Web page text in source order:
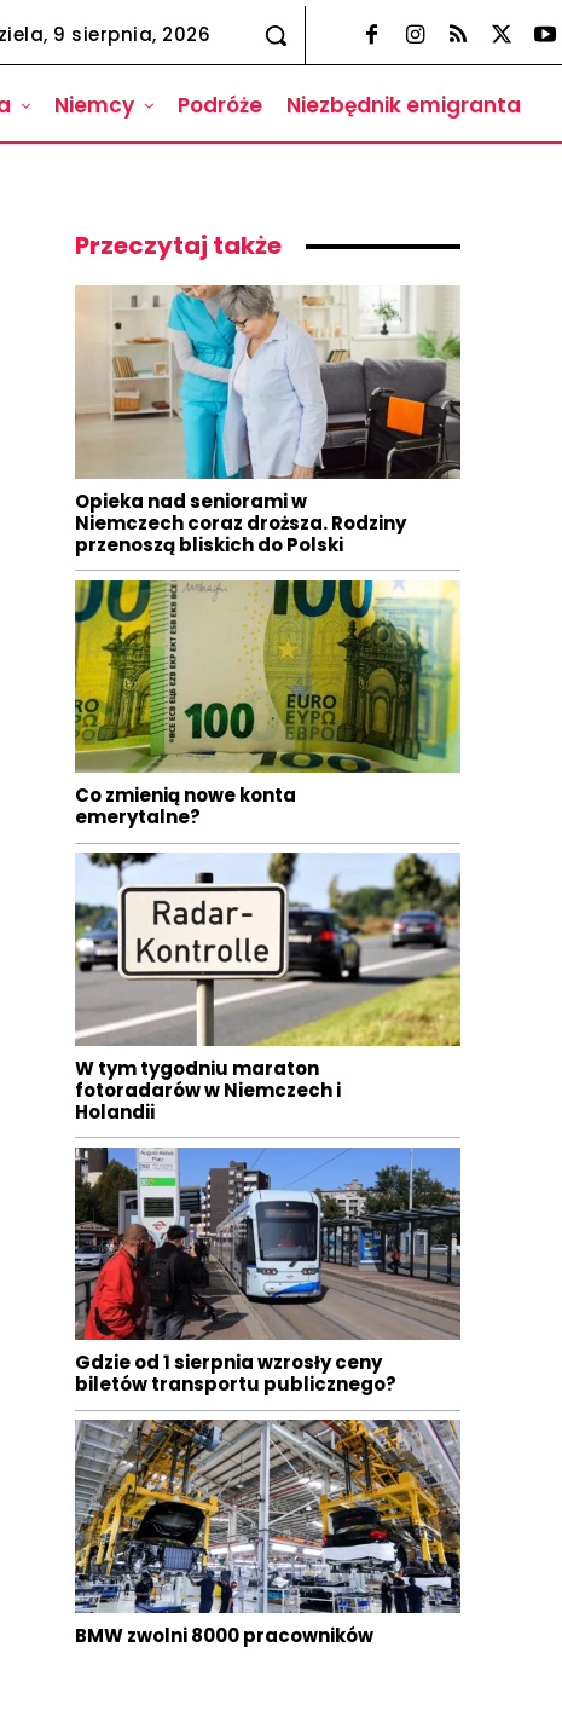
9 sierpnia, 2026
Niemcy Podróże Niezbędnik emigranta
Przeczytaj także
Opieka nad seniorami w
Niemczech coraz droższa. Rodziny
przenoszą bliskich do Polski
Co zmienią nowe konta
emerytalne?
W tym tygodniu maraton
fotoradarów w Niemczech i
Holandii
Gdzie od 1 sierpnia wzrosły ceny
biletów transportu publicznego?
BMW zwolni 8000 pracowników